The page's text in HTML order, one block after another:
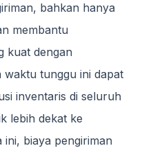
bahkan hanya
membantu
kuat dengan
waktu tunggu ini dapat
inventaris di seluruh
lebih dekat ke
ini, biaya pengiriman